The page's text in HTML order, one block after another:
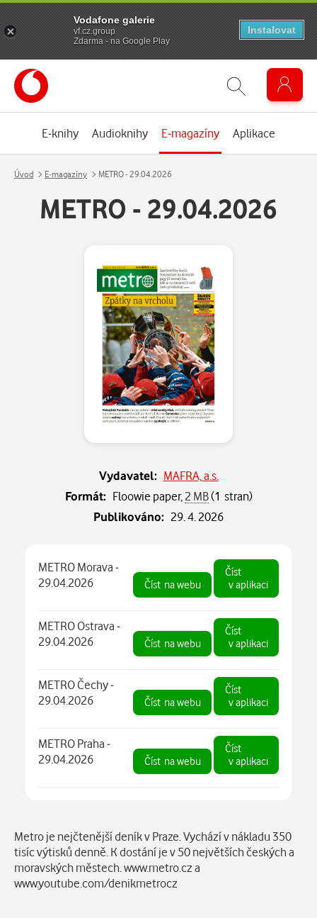
E-knihy Audioknihy E-magazíny Aplikace
Úvod E-magazíny METRO - 29.04.2026
METRO - 29.04.2026
Vydavatel: MAFRA, a.s.
Formát: Floowie paper, 2 MB(1 stran)
Publikováno: 29. 4. 2026
METRO Morava -
29.04.2026
Čístna webu
Číst
v aplikaci
METRO Ostrava -
29.04.2026
Čístna webu
Číst
v aplikaci
METRO Čechy -
29.04.2026
Čístna webu
Číst
v aplikaci
METRO Praha -
29.04.2026
Čístna webu
Číst
v aplikaci
Popis
Metro je nejčtenější deník v Praze. Vychází v nákladu 350
tisíc výtisků denně. K dostání je v 50 největších českých a
moravských městech. www.metro.cz a
www.youtube.com/denikmetrocz
Vodafone galerie
vf.cz.group
Zdarma - na Google Play
Instalovat